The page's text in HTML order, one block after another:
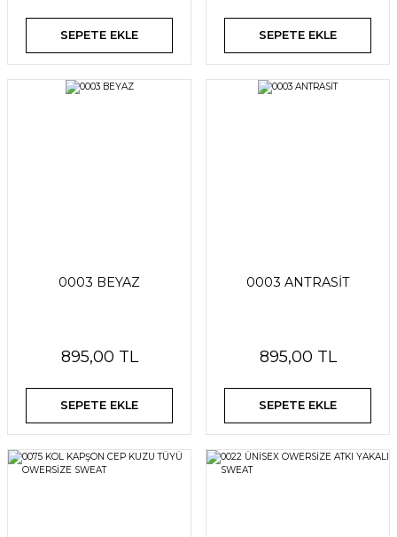
SEPETE EKLE SEPETE EKLE
0003 BEYAZ
895,00 TL
SEPETE EKLE
0003 ANTRASİT
895,00 TL
SEPETE EKLE